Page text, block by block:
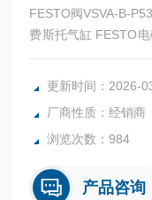
FESTO阀VSVA-B-
费斯托气缸 FESTO
滤器 费斯托油雾器
全系列产品大量现货
更新时间：2026-
厂商性质：经销商
浏览次数：984
产品咨询